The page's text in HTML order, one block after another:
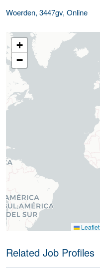
Woerden, 3447gv, Online
+
−
Leaflet
Related Job Profiles